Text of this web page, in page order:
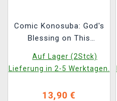
Comic Konosuba: God's
Blessing on This
ENG
Auf Lager (2Stck)
Lieferung in 2-5 Werktagen.
13,90 €